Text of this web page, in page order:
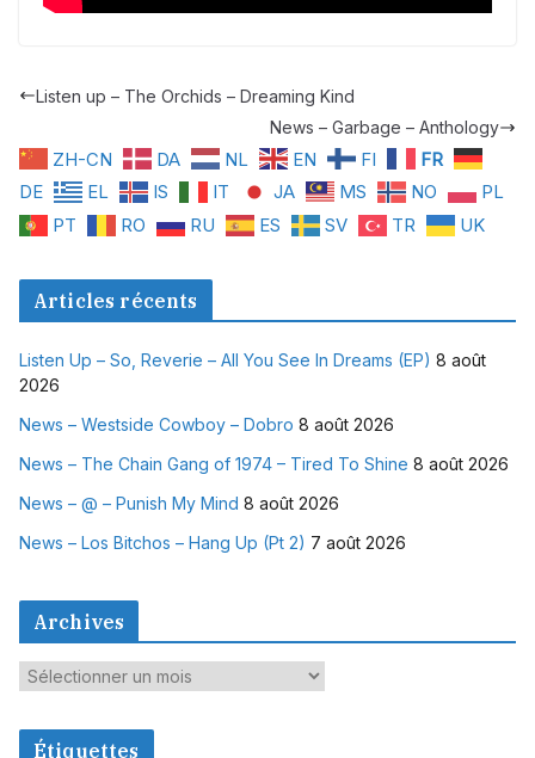
Listen up – The Orchids – Dreaming Kind
News – Garbage – Anthology
ZH-CN DA NL EN FI
FR
DE
EL IS IT JA MS NO
PL
PT
RO RU ES SV TR UK
Articles récents
Listen Up – So, Reverie – All You See In Dreams (EP) 8 août
2026
News – Westside Cowboy – Dobro 8 août 2026
News – The Chain Gang of 1974 – Tired To Shine 8 août 2026
News – @ – Punish My Mind 8 août 2026
News – Los Bitchos – Hang Up (Pt 2) 7 août 2026
Archives
A
c
Étiquettes